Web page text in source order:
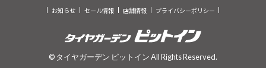
お知らせ セール情報 店舗情報 プライバシーポリシー
© タイヤガーデン ピットイン All Rights Reserved.